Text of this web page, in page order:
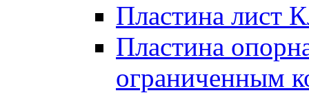
Пластина лист
Пластина
ограниченным